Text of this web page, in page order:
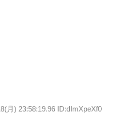
月) 23:58:19.96 ID:dImXpeXf0